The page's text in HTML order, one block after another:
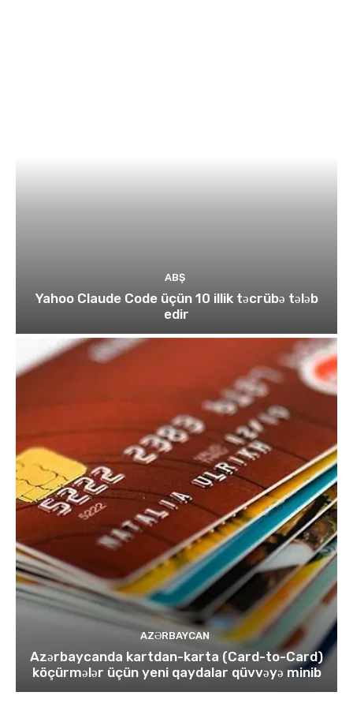
ABŞ
Yahoo Claude Code üçün 10 illik təcrübə tələb
edir
AZƏRBAYCAN
Azərbaycanda kartdan-karta (Card-to-Card)
köçürmələr üçün yeni qaydalar qüvvəyə minib